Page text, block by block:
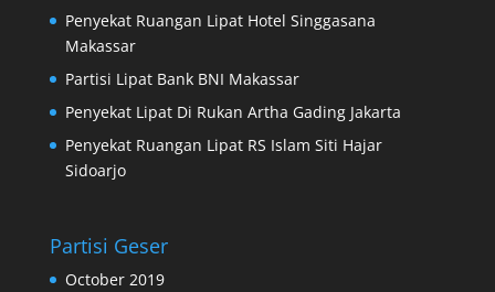
Penyekat Ruangan Lipat Hotel Singgasana
Makassar
Partisi Lipat Bank BNI Makassar
Penyekat Lipat Di Rukan Artha Gading Jakarta
Penyekat Ruangan Lipat RS Islam Siti Hajar
Sidoarjo
Partisi Geser
October 2019